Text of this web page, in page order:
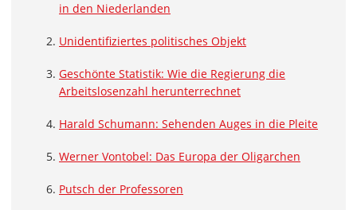
in den Niederlanden
Unidentifiziertes politisches Objekt
Geschönte Statistik: Wie die Regierung die
Arbeitslosenzahl herunterrechnet
Harald Schumann: Sehenden Auges in die Pleite
Werner Vontobel: Das Europa der Oligarchen
Putsch der Professoren